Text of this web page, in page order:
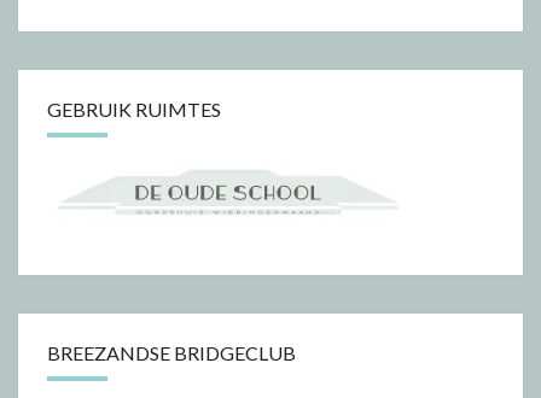
GEBRUIK RUIMTES
BREEZANDSE BRIDGECLUB